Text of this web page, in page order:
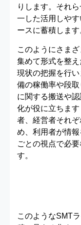
りします。それ
一した活用しや
ースに蓄積します
このようにさま
集めて形式を整
現状の把握を行
備の稼働率や段
に関する搬送や
化が役に立ちま
者、経営者それ
め、利用者が情
ごとの視点で必
す。
このようなSMT